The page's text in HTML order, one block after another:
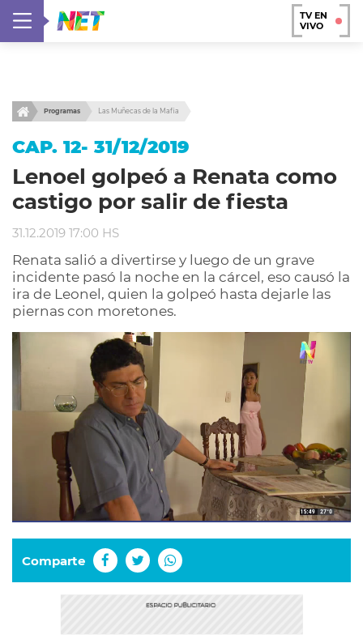
TV EN
VIVO
Programas Las Muñecas de la Mafia
CAP. 12- 31/12/2019
Lenoel golpeó a Renata como
castigo por salir de fiesta
31.12.2019 17:00 HS
Renata salió a divertirse y luego de un grave
incidente pasó la noche en la cárcel, eso causó la
ira de Leonel, quien la golpeó hasta dejarle las
piernas con moretones.
Comparte